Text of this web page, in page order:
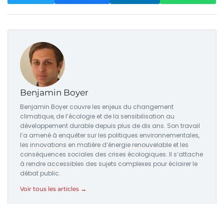
Benjamin Boyer
Benjamin Boyer couvre les enjeux du changement
climatique, de l’écologie et de la sensibilisation au
développement durable depuis plus de dix ans. Son travail
l’a amené à enquêter sur les politiques environnementales,
les innovations en matière d’énergie renouvelable et les
conséquences sociales des crises écologiques. Il s’attache
à rendre accessibles des sujets complexes pour éclairer le
débat public.
Voir tous les articles →